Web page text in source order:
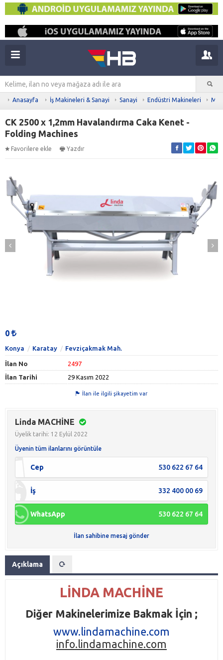
Anasayfa İş Makineleri & Sanayi Sanayi Endüstri Makineleri
CK 2500 x 1,2mm Havalandırma Caka Kenet -
Folding Machines
Favorilere ekle Yazdır
0
Konya Karatay Fevziçakmak Mah.
İlan No
2497
İlan Tarihi
29 Kasım 2022
İlan ile ilgili şikayetim var
Linda MACHİNE
Üyelik tarihi: 12 Eylül 2022
Üyenin tüm ilanlarını görüntüle
Cep 530 622 67 64
İş 332 400 00 69
WhatsApp 530 622 67 64
İlan sahibine mesaj gönder
Açıklama
LİNDA MACHİNE
Diğer Makinelerimize Bakmak İçin ;
www.lindamachine.com
info.lindamachine.com